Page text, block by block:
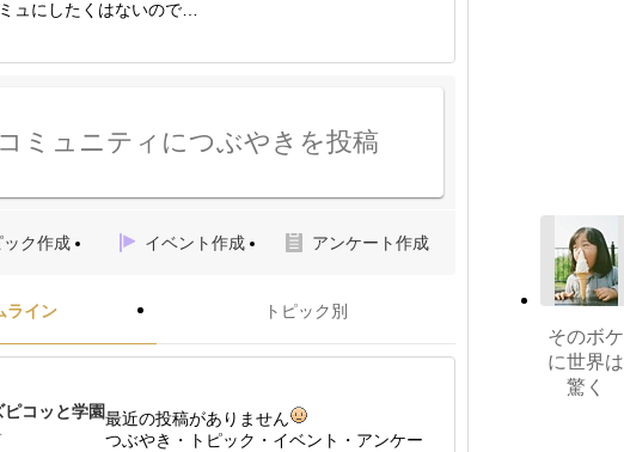
ュにしたくはないので…
コミュニティにつぶやきを投稿
ック作成 イベント作成 アンケート作成
ライン トピック別
ピコッと学園最近の投稿がありません
つぶやき・トピック・イベント・アンケー
そのボケ
に世界は
驚く